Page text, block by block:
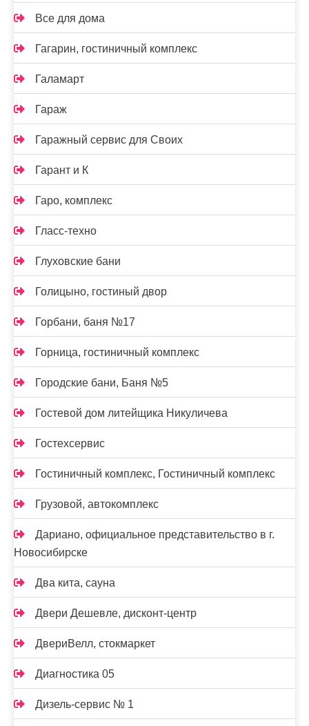
Все для дома
Гагарин, гостиничный комплекс
Галамарт
Гараж
Гаражный сервис для Своих
Гарант и К
Гаро, комплекс
Гласс-техно
Глуховские бани
Голицыно, гостиный двор
Горбани, баня №17
Горница, гостиничный комплекс
Городские бани, Баня №5
Гостевой дом литейщика Никуличева
Гостехсервис
Гостиничный комплекс, Гостиничный комплекс
Грузовой, автокомплекс
Дариано, официальное представительство в г.
Новосибирске
Два кита, сауна
Двери Дешевле, дисконт-центр
ДвериВелл, стокмаркет
Диагностика 05
Дизель-сервис № 1